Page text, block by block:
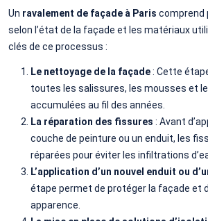
Un ravalement de façade à Paris comprend
selon l’état de la façade et les matériaux
clés de ce processus :
Le nettoyage de la façade: Cette
toutes les salissures, les mousses et
accumulées au fil des années.
La réparation des fissures : Avant
couche de peinture ou un enduit, les
réparées pour éviter les infiltrations
L’application d’un nouvel enduit ou
étape permet de protéger la façade et
apparence.